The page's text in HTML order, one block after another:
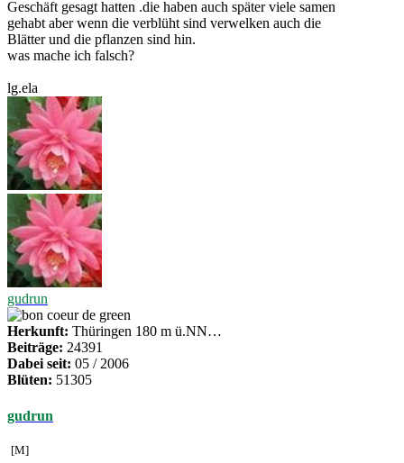
Geschäft gesagt hatten .die haben auch später viele samen
gehabt aber wenn die verblüht sind verwelken auch die
Blätter und die pflanzen sind hin.
was mache ich falsch?
lg.ela
gudrun
Herkunft: Thüringen 180 m ü.NN…
Beiträge: 24391
Dabei seit: 05 / 2006
Blüten: 51305
gudrun
[M]